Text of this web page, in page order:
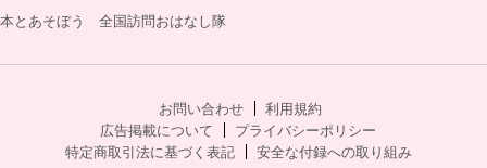
本とあそぼう 全国訪問おはなし隊
お問い合わせ
利用規約
広告掲載について
プライバシーポリシー
特定商取引法に基づく表記
安全な付録への取り組み